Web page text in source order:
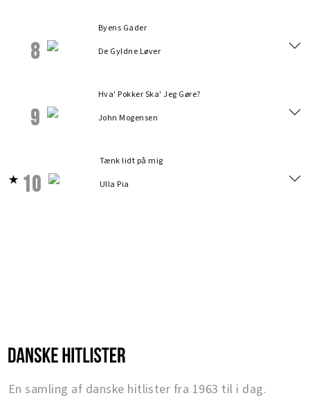
8
Byens Gader
De Gyldne Løver
9
Hva' Pokker Ska' Jeg Gøre?
John Mogensen
10
Tænk lidt på mig
Ulla Pia
En samling af danske hitlister fra 1963 til i dag.